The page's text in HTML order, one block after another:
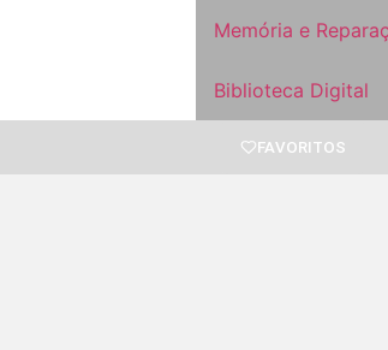
Memória e
Biblioteca Digital
FAVORITOS